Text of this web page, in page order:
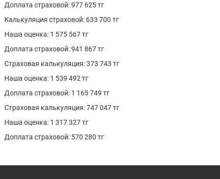
Доплата страховой: 977 625 тг
Калькуляция страховой: 633 700 тг
Наша оценка: 1 575 567 тг
Доплата страховой: 941 867 тг
Страховая калькуляция: 373 743 тг
Наша оценка: 1 539 492 тг
Доплата страховой: 1 165 749 тг
Страховая калькуляция: 747 047 тг
Наша оценка: 1 317 327 тг
Доплата страховой: 570 280 тг